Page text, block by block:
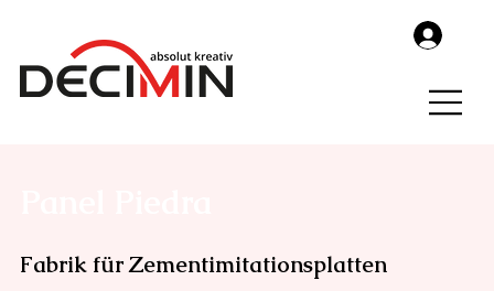
Fabrik für Zementimitationsplatten